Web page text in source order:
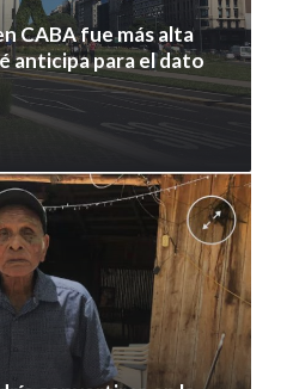
CABA fue más alta
anticipa para el dato